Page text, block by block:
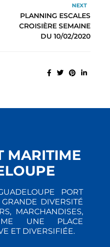
NEXT
PLANNING ESCALES
CROISIÈRE SEMAINE
DU 10/02/2020
MARITIME
PORT
DIVERSITÉ
MARCHANDISES,
UNE PLACE
ET DIVERSIFIÉE.